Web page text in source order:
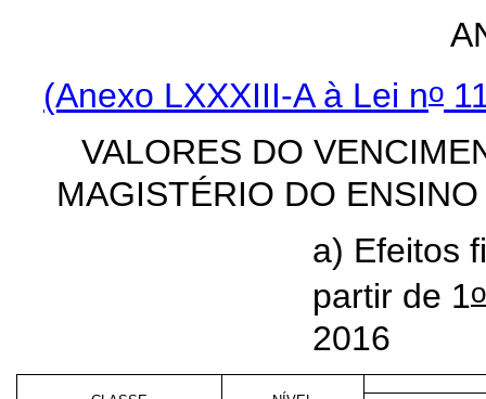
(Anexo LXXXIII-A à Lei no
VALORES DO
MAGISTÉRIO DO
a) Efeitos
partir de 1o
2016